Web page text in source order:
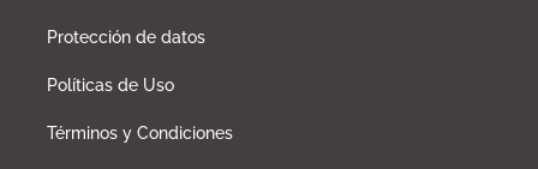
Protección de datos
Políticas de Uso
Términos y Condiciones